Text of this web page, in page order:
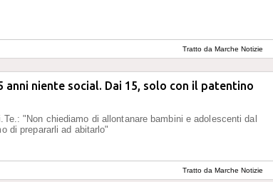
Tratto da Marche Notizie
anni niente social. Dai 15, solo con il patentino
"Non chiediamo di allontanare bambini e adolescenti dal
di prepararli ad abitarlo"
Tratto da Marche Notizie